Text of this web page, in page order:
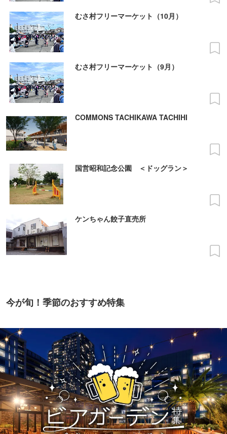
むさ村フリーマーケット（10月）
むさ村フリーマーケット（9月）
COMMONS TACHIKAWA TACHIHI
国営昭和記念公園 ＜ドッグラン＞
ケンちゃん餃子直売所
今が旬！季節のおすすめ特集